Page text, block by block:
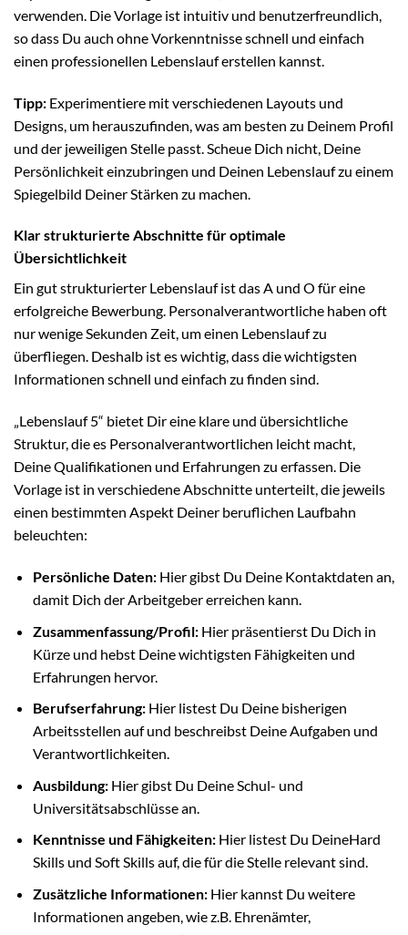
verwenden. Die Vorlage ist intuitiv und benutzerfreundlich,
so dass Du auch ohne Vorkenntnisse schnell und einfach
einen professionellen Lebenslauf erstellen kannst.
Tipp: Experimentiere mit verschiedenen Layouts und
Designs, um herauszufinden, was am besten zu Deinem Profil
und der jeweiligen Stelle passt. Scheue Dich nicht, Deine
Persönlichkeit einzubringen und Deinen Lebenslauf zu einem
Spiegelbild Deiner Stärken zu machen.
Klar strukturierte Abschnitte für optimale
Übersichtlichkeit
Ein gut strukturierter Lebenslauf ist das A und O für eine
erfolgreiche Bewerbung. Personalverantwortliche haben oft
nur wenige Sekunden Zeit, um einen Lebenslauf zu
überfliegen. Deshalb ist es wichtig, dass die wichtigsten
Informationen schnell und einfach zu finden sind.
„Lebenslauf 5“ bietet Dir eine klare und übersichtliche
Struktur, die es Personalverantwortlichen leicht macht,
Deine Qualifikationen und Erfahrungen zu erfassen. Die
Vorlage ist in verschiedene Abschnitte unterteilt, die jeweils
einen bestimmten Aspekt Deiner beruflichen Laufbahn
beleuchten:
Persönliche Daten:Hier gibst Du Deine Kontaktdaten an,
damit Dich der Arbeitgeber erreichen kann.
Zusammenfassung/Profil:Hier präsentierst Du Dich in
Kürze und hebst Deine wichtigsten Fähigkeiten und
Erfahrungen hervor.
Berufserfahrung:Hier listest Du Deine bisherigen
Arbeitsstellen auf und beschreibst Deine Aufgaben und
Verantwortlichkeiten.
Ausbildung:Hier gibst Du Deine Schul- und
Universitätsabschlüsse an.
Kenntnisse und Fähigkeiten:Hier listest Du DeineHard
Skills und Soft Skills auf, die für die Stelle relevant sind.
Zusätzliche Informationen:Hier kannst Du weitere
Informationen angeben, wie z.B. Ehrenämter,